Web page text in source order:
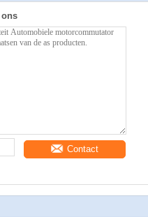
ons
Contact